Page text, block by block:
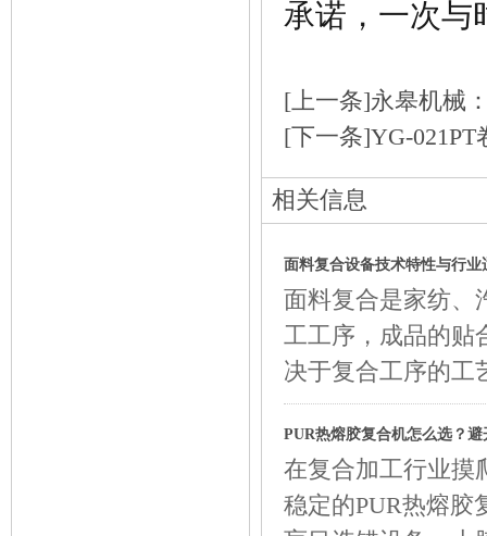
承诺，一次与
[上一条]永皋机械
[下一条]YG-021PT
相关信息
面料复合设备技术特性与行业
面料复合是家纺、
工工序，成品的贴
决于复合工序的工
PUR热熔胶复合机怎么选？避
在复合加工行业摸
稳定的PUR热熔胶